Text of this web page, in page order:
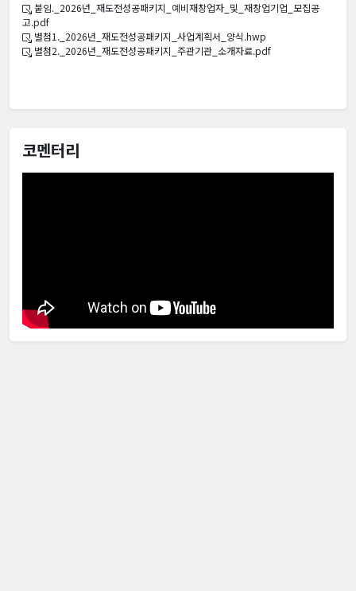
붙임._2026년_재도전성공패키지_예비재창업자_및_재창업기업_모집공
고.pdf
별첨1._2026년_재도전성공패키지_사업계획서_양식.hwp
별첨2._2026년_재도전성공패키지_주관기관_소개자료.pdf
코멘터리